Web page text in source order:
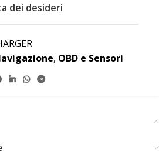
dei desideri
, OBD e Sensori